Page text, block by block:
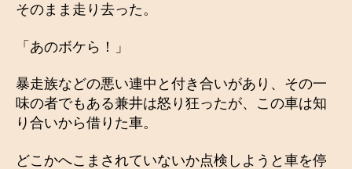
そのまま走り去った。
「あのボケら！」
暴走族などの悪い連中と付き合いがあり、その一
味の者でもある兼井は怒り狂ったが、この車は知
り合いから借りた車。
どこかへこまされていないか点検しようと車を停